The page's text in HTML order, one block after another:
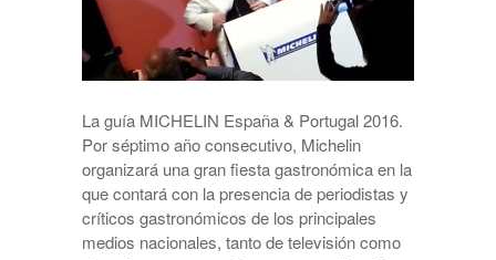
La guía MICHELIN España & Portugal 2016.
Por séptimo año consecutivo, Michelin
organizará una gran fiesta gastronómica en la
que contará con la presencia de periodistas y
críticos gastronómicos de los principales
medios nacionales, tanto de televisión como